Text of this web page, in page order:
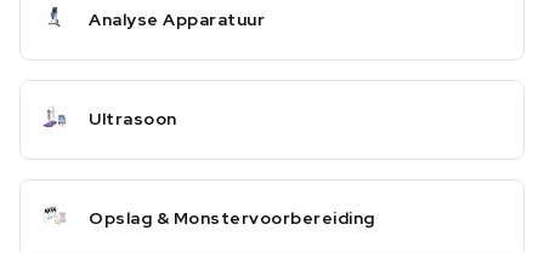
Analyse Apparatuur
Ultrasoon
Opslag & Monstervoorbereiding